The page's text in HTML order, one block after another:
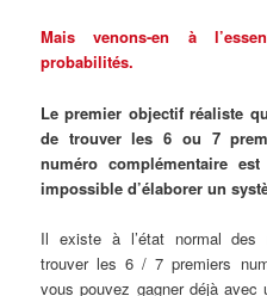
Mais venons-en à
probabilités.
Le premier objectif réaliste
de trouver les 6 ou 7
numéro complémentaire
impossible d’élaborer un
Il existe à l’état normal des
trouver les 6 / 7 premiers
vous pouvez gagner déjà